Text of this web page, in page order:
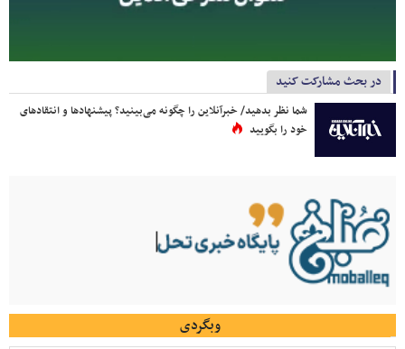
در بحث مشارکت کنید
شما نظر بدهید/ خبرآنلاین را چگونه می‌بینید؟ پیشنهادها و انتقادهای
خود را بگویید
وبگردی